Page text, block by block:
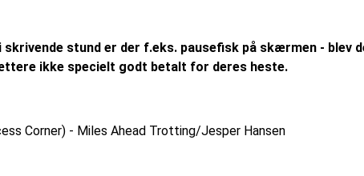
skrivende stund er der f.eks. pausefisk på skærmen - blev
ikke specielt godt betalt for deres heste.
Corner) - Miles Ahead Trotting/Jesper Hansen